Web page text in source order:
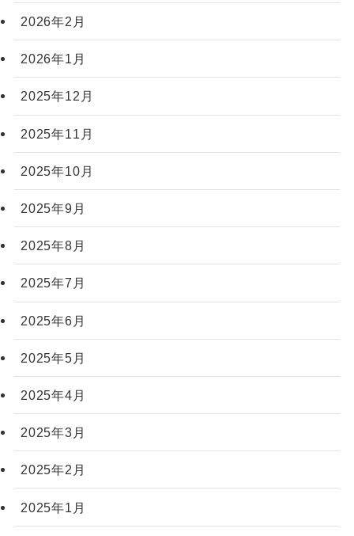
2026年2月
2026年1月
2025年12月
2025年11月
2025年10月
2025年9月
2025年8月
2025年7月
2025年6月
2025年5月
2025年4月
2025年3月
2025年2月
2025年1月